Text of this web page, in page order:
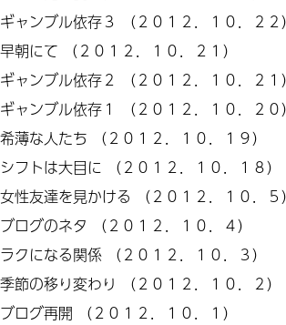
ギャンブル依存３
（２０１２．１０．２２）
早朝にて （２０１２．１０．２１）
ギャンブル依存２
（２０１２．１０．２１）
ギャンブル依存１
（２０１２．１０．２０）
希薄な人たち （２０１２．１０．１９）
シフトは大目に （２０１２．１０．１８）
女性友達を見かける （２０１２．１０．５）
ブログのネタ （２０１２．１０．４）
ラクになる関係 （２０１２．１０．３）
季節の移り変わり
（２０１２．１０．２）
ブログ再開 （２０１２．１０．１）